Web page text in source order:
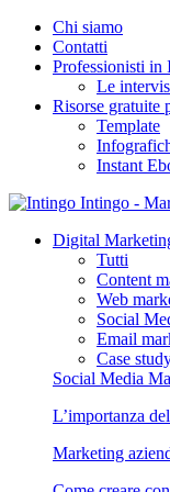
Chi siamo
Contatti
Professionisti in
Le
Risorse gratuite
Template
Instant
Intingo -
Digital
Tutti
Content
Web
Social
Email
Case
Social Media
L’importanza
Marketing